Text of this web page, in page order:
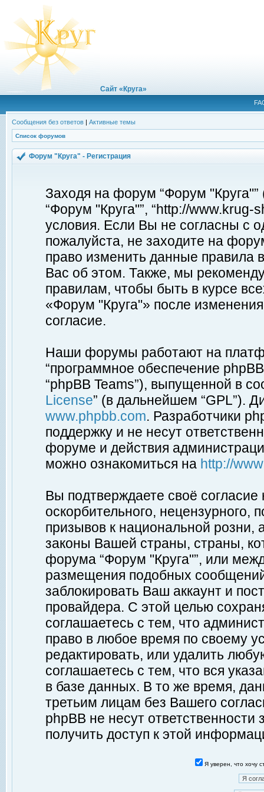
Сайт «Круга»
Сообщения без ответов | Активные темы
Список форумов
Форум "Круга" - Регистрация
Заходя на форум “Форум
“Форум "Круга"”, “http://
условия. Если Вы не согласны с
пожалуйста, не заходите на
право изменить данные правила
Вас об этом. Также, мы
правилам, чтобы быть в курсе
«Форум "Круга"» после
согласие.
Наши форумы работают на
“программное обеспечение
“phpBB Teams”), выпущенной в
License” (в дальнейшем “GPL”).
www.phpbb.com. Разработчики
поддержку и не несут
форуме и действия
можно ознакомиться на http://
Вы подтверждаете своё
оскорбительного, нецензурного,
призывов к национальной
законы Вашей страны, страны,
форума “Форум "Круга"”, или
размещения подобных
заблокировать Ваш аккаунт и
провайдера. С этой целью
соглашаетесь с тем, что
право в любое время по своему
редактировать, или удалить
соглашаетесь с тем, что вся
в базе данных. В то же время,
третьим лицам без Вашего
phpBB не несут ответственности
получить доступ к этой
Я уверен, что хочу